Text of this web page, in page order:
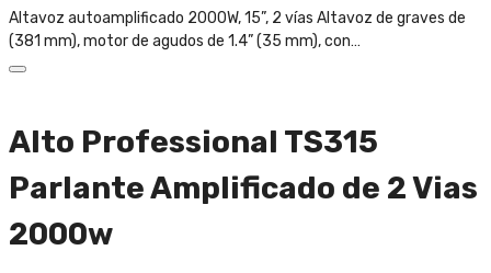
Altavoz autoamplificado 2000W, 15”, 2 vías Altavoz de graves de
(381 mm), motor de agudos de 1.4” (35 mm), con…
Alto Professional TS315
Parlante Amplificado de 2 Vias
2000w